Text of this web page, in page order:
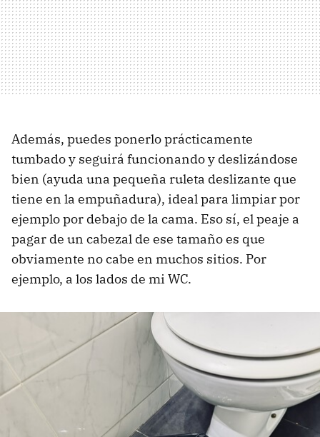
Además, puedes ponerlo prácticamente
tumbado y seguirá funcionando y deslizándose
bien (ayuda una pequeña ruleta deslizante que
tiene en la empuñadura), ideal para limpiar por
ejemplo por debajo de la cama. Eso sí, el peaje a
pagar de un cabezal de ese tamaño es que
obviamente no cabe en muchos sitios. Por
ejemplo, a los lados de mi WC.